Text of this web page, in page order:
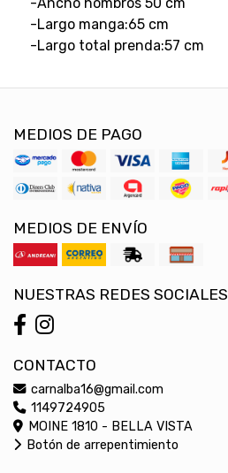
-Largo manga:65 cm
-Largo total prenda:57 cm
MEDIOS DE PAGO
MEDIOS DE ENVÍO
NUESTRAS REDES SOCIALES
CONTACTO
carnalba16@gmail.com
1149724905
MOINE 1810 - BELLA VISTA
Botón de arrepentimiento